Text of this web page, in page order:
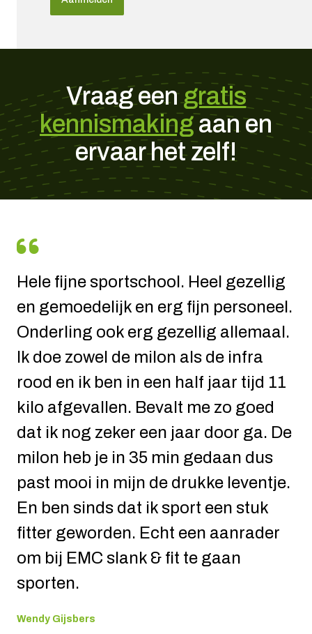
Vraag eengratis
kennismaking aan en
ervaar het zelf!
Hele fijne sportschool. Heel gezellig
en gemoedelijk en erg fijn personeel.
Onderling ook erg gezellig allemaal.
Ik doe zowel de milon als de infra
rood en ik ben in een half jaar tijd 11
kilo afgevallen. Bevalt me zo goed
dat ik nog zeker een jaar door ga. De
milon heb je in 35 min gedaan dus
past mooi in mijn de drukke leventje.
En ben sinds dat ik sport een stuk
fitter geworden. Echt een aanrader
om bij EMC slank & fit te gaan
sporten.
Wendy Gijsbers
Vorig jaar na de zomer vakantie
begonnen bij EMC in Bakel met de
infra rood training. Was na de
zwangerschap wat kilo's
aangekomen best veel :-) haha,had
al het een en ander geprobeerd
maar kon het niet vol houden. Kwam
via via bij EMC terecht en moet
zeggen ik werd meteen goed en fijn
geholpen. Ondertussen ben ik nu
bijna 15 kilo kwijt en ook al een
aantal maanden op gewicht. En
afvallen is makkelijk maar op